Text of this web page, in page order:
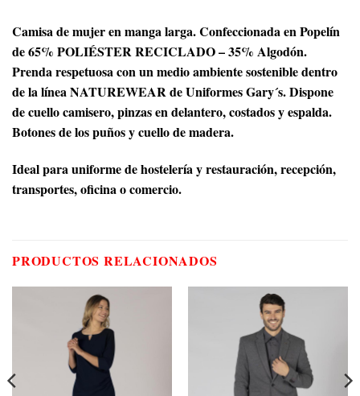
Camisa de mujer en manga larga. Confeccionada en Popelín
de 65% POLIÉSTER RECICLADO – 35% Algodón.
Prenda respetuosa con un medio ambiente sostenible dentro
de la línea NATUREWEAR de Uniformes Gary´s. Dispone
de cuello camisero, pinzas en delantero, costados y espalda.
Botones de los puños y cuello de madera.
Ideal para uniforme de hostelería y restauración, recepción,
transportes, oficina o comercio.
PRODUCTOS RELACIONADOS